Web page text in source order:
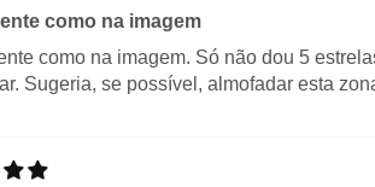
como na imagem
como na imagem. Só não dou 5
Sugeria, se possível, almofadar esta